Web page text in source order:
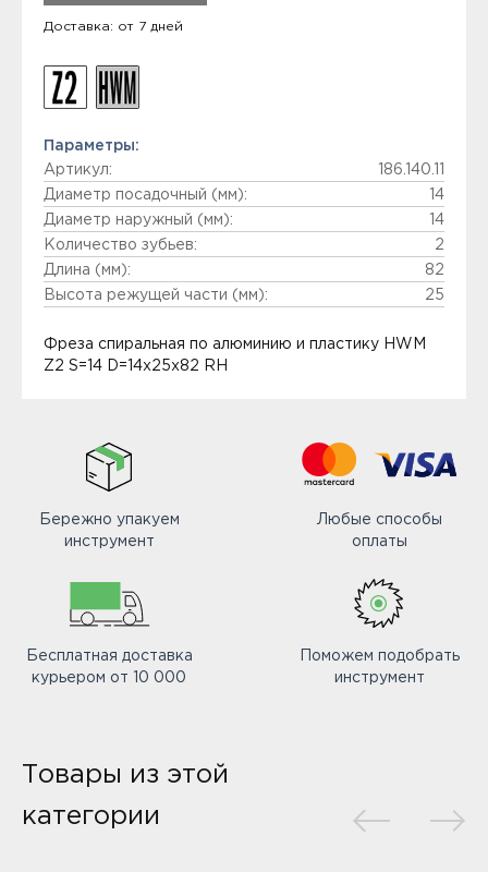
Доставка: от 7 дней
Параметры:
Артикул:
186.140.11
Диаметр посадочный (мм):
14
Диаметр наружный (мм):
14
Количество зубьев:
2
Длина (мм):
82
Высота режущей части (мм):
25
Фреза спиральная по алюминию и пластику HWM
Z2 S=14 D=14x25x82 RH
Бережно упакуем
инструмент
Любые способы
оплаты
Бесплатная доставка
курьером от 10 000
Поможем подобрать
инструмент
Товары из этой
категории